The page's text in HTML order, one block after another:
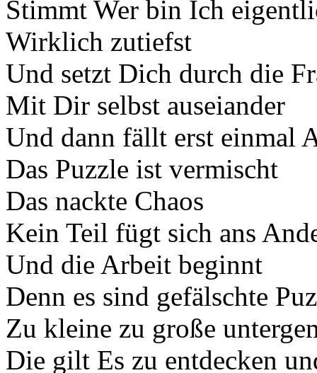
Stimmt Wer bin Ich
Wirklich zutiefst
Und setzt Dich durch die
Mit Dir selbst auseiander
Und dann fällt erst einmal
Das Puzzle ist vermischt
Das nackte Chaos
Kein Teil fügt sich ans
Und die Arbeit beginnt
Denn es sind gefälschte
Zu kleine zu große
Die gilt Es zu entdecken